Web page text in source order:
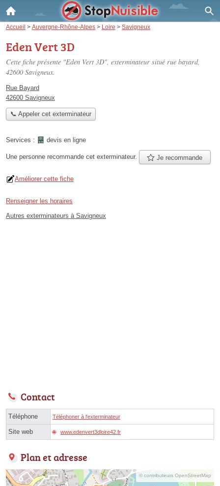
Accueil > Auvergne-Rhône-Alpes > Loire > Savigneux
Eden Vert 3D
Cette fiche présente "Eden Vert 3D", exterminateur situé rue bayard,
42600 Savigneux.
Rue Bayard
42600 Savigneux
📞 Appeler cet exterminateur
Services : devis en ligne
Une personne recommande cet exterminateur. Je recommande
Améliorer cette fiche
Renseigner les horaires
Autres exterminateurs à Savigneux
Contact
Téléphone Téléphoner à l'exterminateur
Site web www.edenvert3dloire42.fr
Plan et adresse
© contributeurs OpenStreetMap